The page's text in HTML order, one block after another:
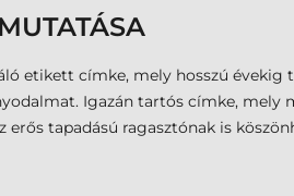
etikett címke, mely hosszú
Igazán tartós címke, mely
tapadású ragasztónak is